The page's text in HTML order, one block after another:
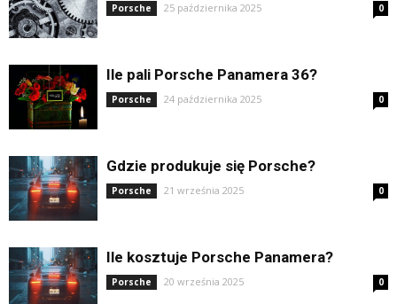
Porsche 25 października 2025 0
Ile pali Porsche Panamera 36?
Porsche 24 października 2025 0
Gdzie produkuje się Porsche?
Porsche 21 września 2025 0
Ile kosztuje Porsche Panamera?
Porsche 20 września 2025 0